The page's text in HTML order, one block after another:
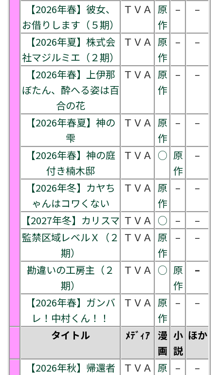
【2026年春】彼女、
お借りします（５期）
ＴＶＡ 原
作
– –
【2026年夏】株式会
社マジルミエ（２期）
ＴＶＡ 原
作
– –
【2026年春】上伊那
ぼたん、酔へる姿は百
合の花
ＴＶＡ 原
作
– –
【2026年春夏】神の
雫
ＴＶＡ 原
作
– –
【2026年春】神の庭
付き楠木邸
ＴＶＡ ○ 原
作
–
【2026年冬】カヤち
ゃんはコワくない
ＴＶＡ 原
作
– –
【2027年冬】カリスマ ＴＶＡ ○ –
–
監禁区域レベルＸ（２
期）
ＴＶＡ 原
作
– –
勘違いの工房主（２
期）
ＴＶＡ ○ 原
作
–
【2026年春】ガンバ
レ！中村くん！！
ＴＶＡ 原
作
– –
タイトル ﾒﾃﾞｨｱ
漫
画
小
説
ほか
【2026年秋】帰還者
ＴＶＡ 原
– –